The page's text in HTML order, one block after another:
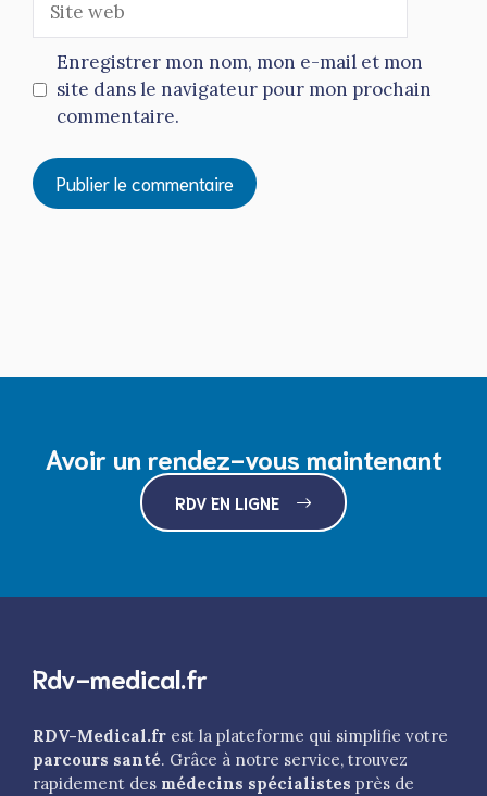
web
Enregistrer mon nom, mon e-mail et mon
site dans le navigateur pour mon prochain
commentaire.
Avoir un rendez-vous maintenant
RDV EN LIGNE
Rdv-medical.fr
RDV-Medical.fr est la plateforme qui simplifie votre
parcours santé. Grâce à notre service, trouvez
rapidement des médecins spécialistes près de